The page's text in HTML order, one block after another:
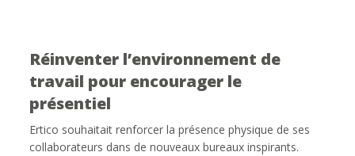
Réinventer l’environnement de
travail pour encourager le
présentiel
Ertico souhaitait renforcer la présence physique de ses
collaborateurs dans de nouveaux bureaux inspirants.